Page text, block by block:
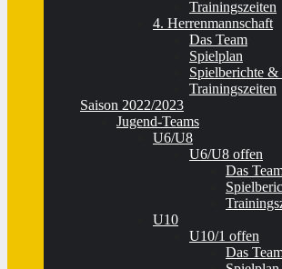
Trainingszeiten
4. Herrenmannschaft
Das Team
Spielplan
Spielberichte
Trainingszeiten
Saison 2022/2023
Jugend-Teams
U6/U8
U6/U8 offen
Das
U10
U10/1 offen
Das